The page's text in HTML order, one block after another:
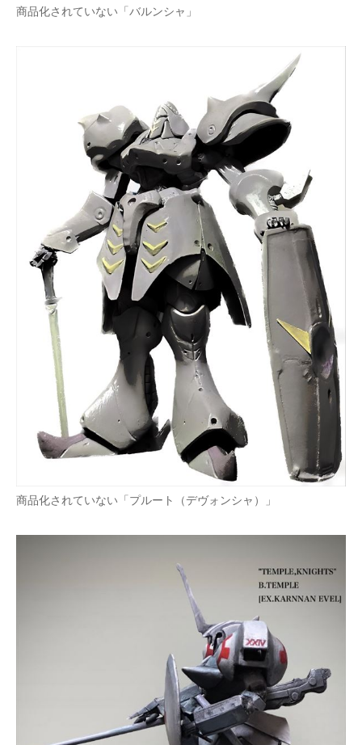
商品化されていない「バルンシャ」
商品化されていない「プルート（デヴォンシャ）」